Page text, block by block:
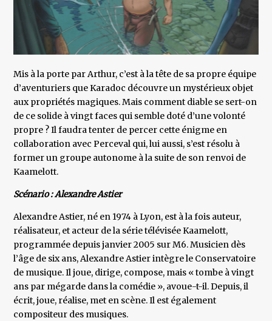
Mis à la porte par Arthur, c’est à la tête de sa propre équipe
d’aventuriers que Karadoc découvre un mystérieux objet
aux propriétés magiques. Mais comment diable se sert-on
de ce solide à vingt faces qui semble doté d’une volonté
propre ? Il faudra tenter de percer cette énigme en
collaboration avec Perceval qui, lui aussi, s’est résolu à
former un groupe autonome à la suite de son renvoi de
Kaamelott.
Scénario : Alexandre Astier
Alexandre Astier, né en 1974 à Lyon, est à la fois auteur,
réalisateur, et acteur de la série télévisée Kaamelott,
programmée depuis janvier 2005 sur M6. Musicien dès
l’âge de six ans, Alexandre Astier intègre le Conservatoire
de musique. Il joue, dirige, compose, mais « tombe à vingt
ans par mégarde dans la comédie », avoue-t-il. Depuis, il
écrit, joue, réalise, met en scène. Il est également
compositeur des musiques.